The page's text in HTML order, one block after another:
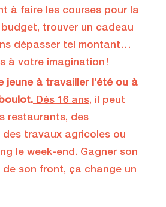
à faire les courses pour la
trouver un cadeau
dépasser tel montant…
à votre imagination !
jeune à travailler l’été ou à
Dès 16 ans, il peut
restaurants, des
des travaux agricoles ou
le week-end. Gagner son
son front, ça change un